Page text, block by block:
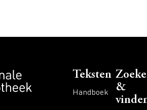
Voet
Teksten
Handboek
&